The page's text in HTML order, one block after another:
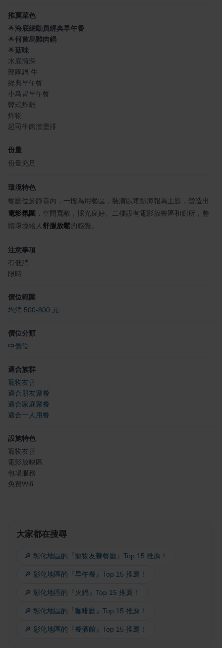
推薦菜色
🌟海底總動員經典早午餐
🌟何首烏雞肉鍋
🌟菇味
水底情深
部隊鍋 牛
經典早午餐
小鳥胃早午餐
韓式炸雞
炸物
起司牛肉漢堡排
份量
份量充足
環境特色
餐廳位於靜巷內，一樓為用餐區，裝潢以電影海報為主題，營造出
電影氛圍 ，空間寬敞，採光良好。二樓設有電影放映區和廁所，整
體環境給人舒服放鬆的感覺。
注意事項
有低消
限時
價位範圍
均消 500-800 元
價位分類
中價位
適合族群
寵物友善
適合朋友聚餐
適合家庭聚餐
適合一人用餐
設施特色
寵物友善
電影放映區
包場服務
免費Wifi
大家都在搜尋
🔎 彰化地區的『寵物友善餐廳』Top 15 推薦！
🔎 彰化地區的『早午餐』Top 15 推薦！
🔎 彰化地區的『火鍋』Top 15 推薦！
🔎 彰化地區的『咖啡廳』Top 15 推薦！
🔎 彰化地區的『餐酒館』Top 15 推薦！